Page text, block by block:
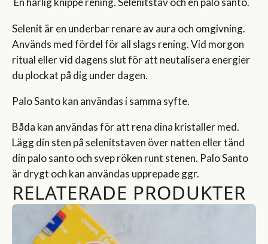
Selenit är en underbar renare av aura och omgivning.
Används med fördel för all slags rening. Vid morgon
ritual eller vid dagens slut för att neutalisera energier
du plockat på dig under dagen.
Palo Santo kan användas i samma syfte.
Båda kan användas för att rena dina kristaller med.
Lägg din sten på selenitstaven över natten eller tänd
din palo santo och svep röken runt stenen. Palo Santo
är drygt och kan användas upprepade ggr.
RELATERADE PRODUKTER